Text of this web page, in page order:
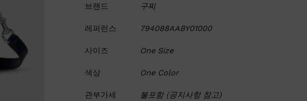
브랜드 구찌
레퍼런스 794088AABY01000
사이즈 One Size
색상 One Color
관부가세 불포함 (공지사항 참고)